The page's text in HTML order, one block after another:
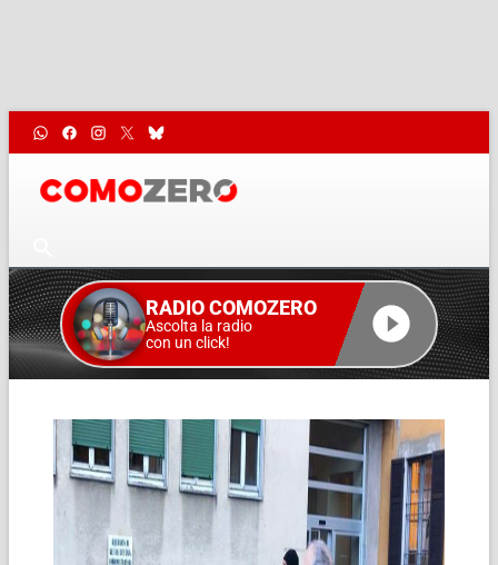
RADIO COMOZERO
Ascolta la radio
con un click!